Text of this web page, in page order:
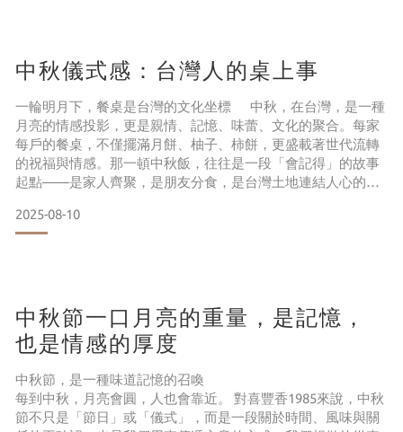
中秋儀式感：台灣人的桌上事
一輪明月下，餐桌是台灣的文化坐標 中秋，在台灣，是一種
月亮的情感投影，更是親情、記憶、味蕾、文化的聚合。每家
每戶的餐桌，不僅擺滿月餅、柚子、柿餅，更盛載著世代流轉
的祝福與情感。那一頓中秋飯，往往是一段「會記得」的故事
起點——是家人齊聚，是朋友分食，是台灣土地連結人心的最
小點、中秋的蛋黃酥。這些餅，不只是食物，更是一種「儀
式」，象徵著團圓、祝福與感謝。喜豐香1985主張，漢餅不該
2025-08-10
中秋節一口月亮的重量，是記憶，
也是情感的厚度
中秋節，是一種味道記憶的召喚
每到中秋，月亮會圓，人也會靠近。 對喜豐香1985來說，中秋
節不只是「節日」或「儀式」，而是一段關於時間、風味與關